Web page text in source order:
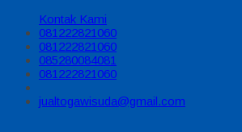
Kontak Kami
081222821060
081222821060
085280084081
081222821060
jualtogawisuda@gmail.com